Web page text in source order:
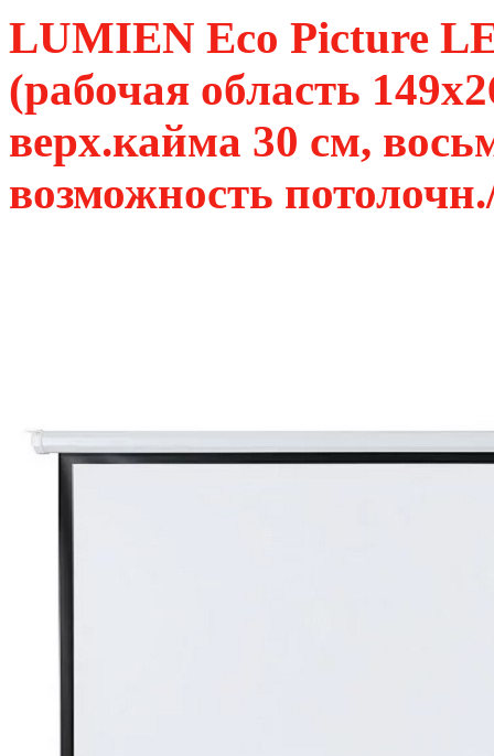
LUMIEN Eco Picture
(рабочая область
верх.кайма 30 см,
возможность